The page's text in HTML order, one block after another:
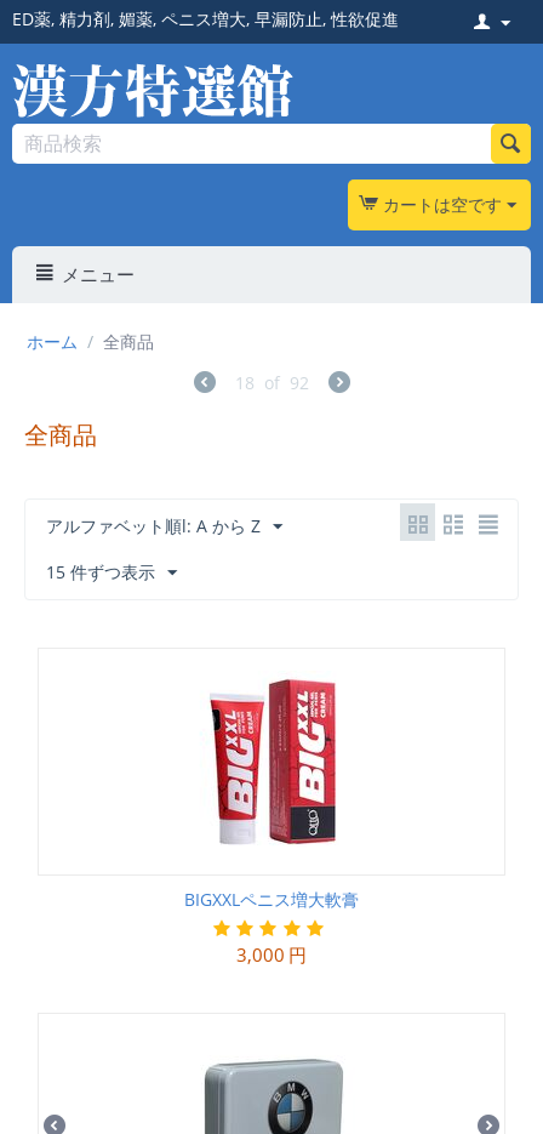
ED薬, 精力剤, 媚薬, ペニス増大, 早漏防止,性欲促進
カートは空です
メニュー
ホーム / 全商品
18 of 92
全商品
アルファベット順l: A から Z
15 件ずつ表示
BIGXXLペニス増大軟膏
3,000 円